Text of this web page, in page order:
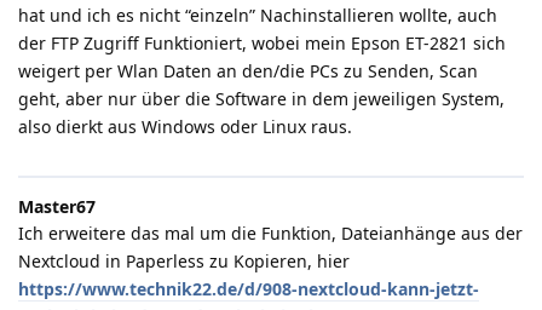
hat und ich es nicht “einzeln” Nachinstallieren wollte, auch
der FTP Zugriff Funktioniert, wobei mein Epson ET-2821 sich
weigert per Wlan Daten an den/die PCs zu Senden, Scan
geht, aber nur über die Software in dem jeweiligen System,
also dierkt aus Windows oder Linux raus.
Master67
Ich erweitere das mal um die Funktion, Dateianhänge aus der
Nextcloud in Paperless zu Kopieren, hier
https://www.technik22.de/d/908-nextcloud-kann-jetzt-